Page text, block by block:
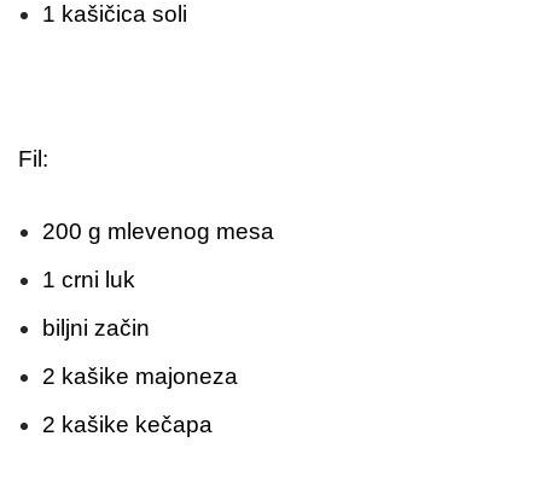
1 kašičica soli
Fil:
200 g mlevenog mesa
1 crni luk
biljni začin
2 kašike majoneza
2 kašike kečapa